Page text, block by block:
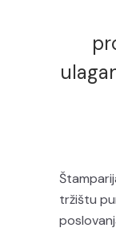
tržištu